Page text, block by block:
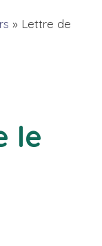
» Lettre de
le